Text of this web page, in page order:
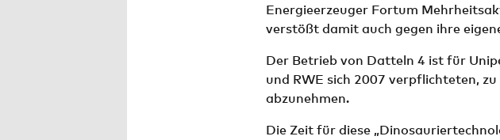
Energieerzeuger Fortum
verstößt damit auch gegen ihre
Der Betrieb von Datteln 4 ist für
und RWE sich 2007 verpflichteten,
abzunehmen.
Die Zeit für diese